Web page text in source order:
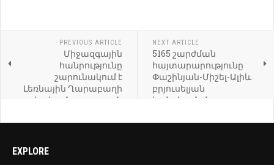
PREVIOUS ARTICLE
Միջազգային
հանրությունը
շարունակում է
Լեռնային Ղարաբաղի
հակամարտության
ԵԱՀԿ Մինսկի խմբի
շրջանակներում.
NEXT ARTICLE
5165 շարժման
հայտարարությունը
Փաշինյան-Միշել-Ալիև
բրյուսելյան
հանդիպման
վերաբերյալ
EXPLORE